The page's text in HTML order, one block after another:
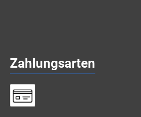
Zahlungsarten